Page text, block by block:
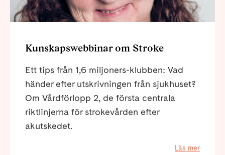
Kunskapswebbinar om Stroke
Ett tips från 1,6 miljoners-klubben: Vad
händer efter utskrivningen från sjukhuset?
Om Vårdförlopp 2, de första centrala
riktlinjerna för strokevården efter
akutskedet.
Läs mer